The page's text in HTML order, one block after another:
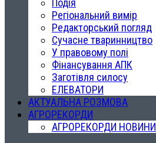
Подія
Регіональний вимір
Редакторський погляд
Сучасне тваринництво
У правовому полі
Фінансування АПК
Заготівля силосу
ЕЛЕВАТОРИ
АКТУАЛЬНА РОЗМОВА
АГРОРЕКОРДИ
АГРОРЕКОРДИ НОВИНИ